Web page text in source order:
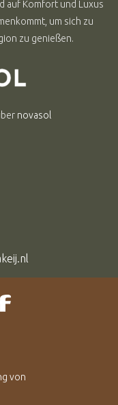
auf Komfort und Luxus
um sich zu
zu genießen.
novasol
von